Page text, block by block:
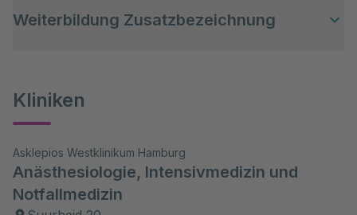
Weiterbildung Zusatzbezeichnung
Advance Trauma Life Support (ATLS)
Intensivtransport (DIVI)
Leitender Notarzt Krankenhaus (LNA-
KH)
Kliniken
Asklepios Westklinikum Hamburg
Anästhesiologie, Intensivmedizin und
Notfallmedizin